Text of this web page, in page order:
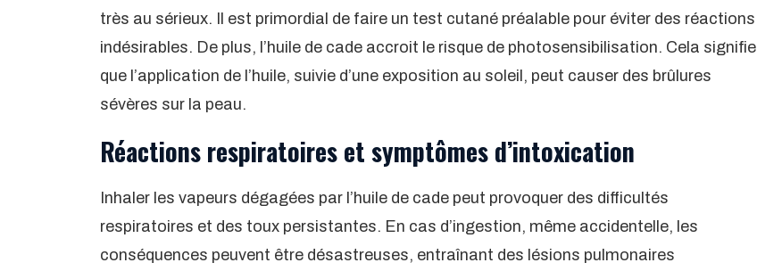
très au sérieux. Il est primordial de faire un test cutané préalable pour éviter des réactions
indésirables. De plus, l’huile de cade accroit le risque de photosensibilisation. Cela signifie
que l’application de l’huile, suivie d’une exposition au soleil, peut causer des brûlures
sévères sur la peau.
Réactions respiratoires et symptômes d’intoxication
Inhaler les vapeurs dégagées par l’huile de cade peut provoquer des difficultés
respiratoires et des toux persistantes. En cas d’ingestion, même accidentelle, les
conséquences peuvent être désastreuses, entraînant des lésions pulmonaires